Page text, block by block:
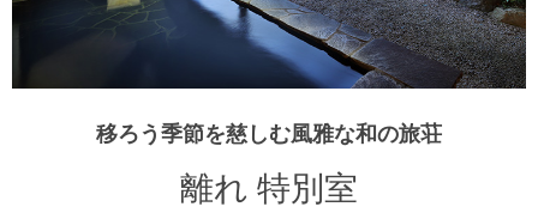
移ろう季節を慈しむ風雅な和の旅荘
離れ 特別室